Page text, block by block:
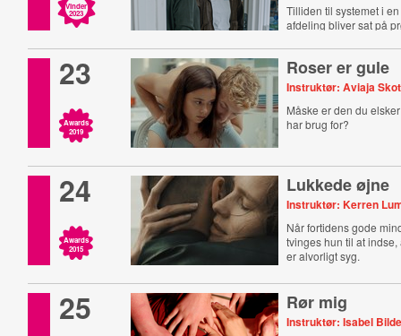
Vinder
2023
Tilliden til systemet i
afdeling bliver sat på
23
Awards
2019
Roser er gule
Instruktør: Aviaja
Måske er den du
har brug for?
24
Awards
2015
Lukkede øjne
Instruktør: Kerren
Når fortidens gode
tvinges hun til at
er alvorligt syg.
25 Rør mig
Instruktør: Isabel